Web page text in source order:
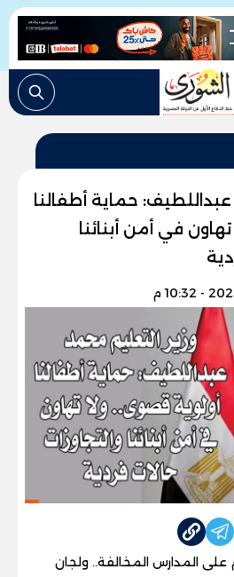
حماية أطفالنا
في أمن أبنائنا
على المدارس المخالفة.. ولجان